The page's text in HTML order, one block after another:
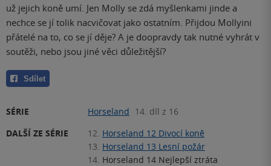
už jejich koně umí. Jen Molly se zdá myšlenkami jinde a
nechce se jí tolik nacvičovat jako ostatním. Přijdou Mollyini
přátelé na to, co se jí děje? A je doopravdy tak nutné vyhrát v
soutěži, nebo jsou jiné věci důležitější?
Sdílet
SÉRIE Horseland 14. díl z 16
DALŠÍ ZE SÉRIE
12. Horseland 12 Divocí koně
13. Horseland 13 Lesní požár
14. Horseland 14 Nejlepší ztráta